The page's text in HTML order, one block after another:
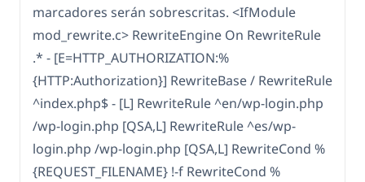
marcadores serán sobrescritas. <IfModule
mod_rewrite.c> RewriteEngine On RewriteRule
.* - [E=HTTP_AUTHORIZATION:%
{HTTP:Authorization}] RewriteBase / RewriteRule
^index.php$ - [L] RewriteRule ^en/wp-login.php
/wp-login.php [QSA,L] RewriteRule ^es/wp-
login.php /wp-login.php [QSA,L] RewriteCond %
{REQUEST_FILENAME} !-f RewriteCond %